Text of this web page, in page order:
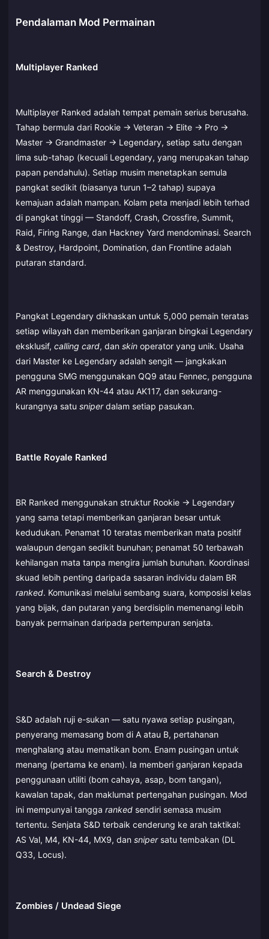
Pendalaman Mod Permainan
Multiplayer Ranked
Multiplayer Ranked adalah tempat pemain serius berusaha.
Tahap bermula dari Rookie → Veteran → Elite → Pro →
Master → Grandmaster → Legendary, setiap satu dengan
lima sub-tahap (kecuali Legendary, yang merupakan tahap
papan pendahulu). Setiap musim menetapkan semula
pangkat sedikit (biasanya turun 1–2 tahap) supaya
kemajuan adalah mampan. Kolam peta menjadi lebih terhad
di pangkat tinggi — Standoff, Crash, Crossfire, Summit,
Raid, Firing Range, dan Hackney Yard mendominasi. Search
& Destroy, Hardpoint, Domination, dan Frontline adalah
putaran standard.
Pangkat Legendary dikhaskan untuk 5,000 pemain teratas
setiap wilayah dan memberikan ganjaran bingkai Legendary
eksklusif, calling card, dan skin operator yang unik. Usaha
dari Master ke Legendary adalah sengit — jangkakan
pengguna SMG menggunakan QQ9 atau Fennec, pengguna
AR menggunakan KN-44 atau AK117, dan sekurang-
kurangnya satu sniperdalam setiap pasukan.
Battle Royale Ranked
BR Ranked menggunakan struktur Rookie → Legendary
yang sama tetapi memberikan ganjaran besar untuk
kedudukan. Penamat 10 teratas memberikan mata positif
walaupun dengan sedikit bunuhan; penamat 50 terbawah
kehilangan mata tanpa mengira jumlah bunuhan. Koordinasi
skuad lebih penting daripada sasaran individu dalam BR
ranked. Komunikasi melalui sembang suara, komposisi kelas
yang bijak, dan putaran yang berdisiplin memenangi lebih
banyak permainan daripada pertempuran senjata.
Search & Destroy
S&D adalah ruji e-sukan — satu nyawa setiap pusingan,
penyerang memasang bom di A atau B, pertahanan
menghalang atau mematikan bom. Enam pusingan untuk
menang (pertama ke enam). Ia memberi ganjaran kepada
penggunaan utiliti (bom cahaya, asap, bom tangan),
kawalan tapak, dan maklumat pertengahan pusingan. Mod
ini mempunyai tangga ranked sendiri semasa musim
tertentu. Senjata S&D terbaik cenderung ke arah taktikal:
AS Val, M4, KN-44, MX9, dan snipersatu tembakan (DL
Q33, Locus).
Zombies / Undead Siege